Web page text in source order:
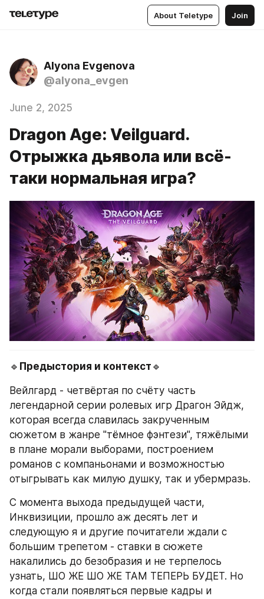
About Teletype Join
Alyona Evgenova
@alyona_evgen
June 2, 2025
Dragon Age: Veilguard.
Отрыжка дьявола или всё-
таки нормальная игра?
🔹 Предыстория и контекст 🔹
Вейлгард - четвёртая по счёту часть
легендарной серии ролевых игр Драгон Эйдж,
которая всегда славилась закрученным
сюжетом в жанре "тёмное фэнтези", тяжёлыми
в плане морали выборами, построением
романов с компаньонами и возможностью
отыгрывать как милую душку, так и убермразь.
С момента выхода предыдущей части,
Инквизиции, прошло аж десять лет и
следующую я и другие почитатели ждали с
большим трепетом - ставки в сюжете
накалились до безобразия и не терпелось
узнать, ШО ЖЕ ШО ЖЕ ТАМ ТЕПЕРЬ БУДЕТ. Но
когда стали появляться первые кадры и